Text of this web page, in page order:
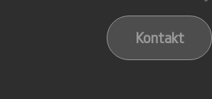
Kontakt